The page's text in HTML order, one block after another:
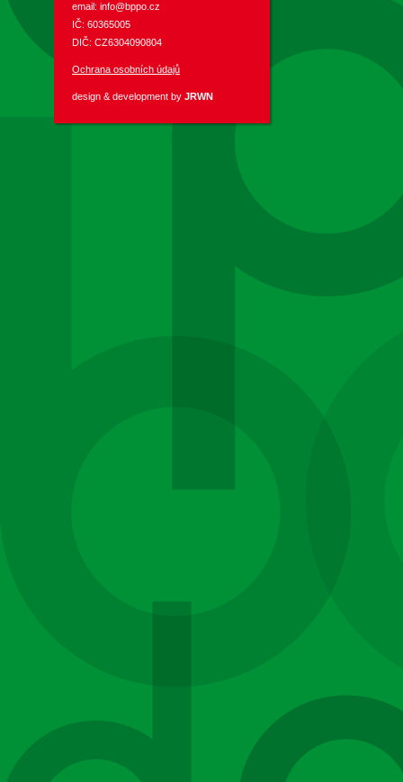
email: info@bppo.cz
IČ: 60365005
DIČ: CZ6304090804
Ochrana osobních údajů
design & development by JRWN